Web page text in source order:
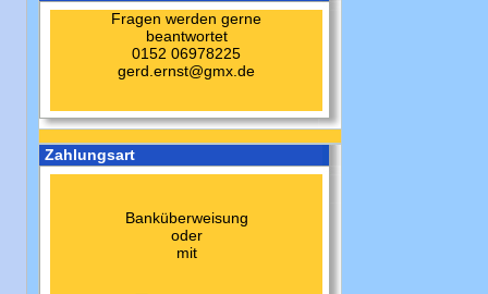
Fragen werden gerne
beantwortet
0152 06978225
gerd.ernst@gmx.de
Zahlungsart
Banküberweisung
oder
mit